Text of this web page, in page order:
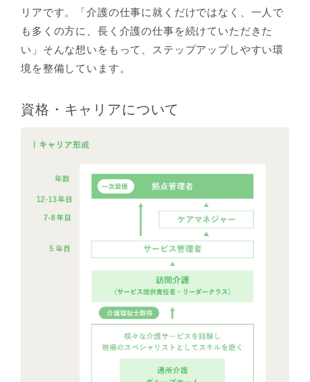
エントリーはこちら
リアです。
「介護の仕事に就くだけではなく、一人で
も多くの方に、長く介護の仕事を続けていただきた
い」 そんな想いをもって、ステップアップしやすい環
境を整備しています。
資格・キャリアについて